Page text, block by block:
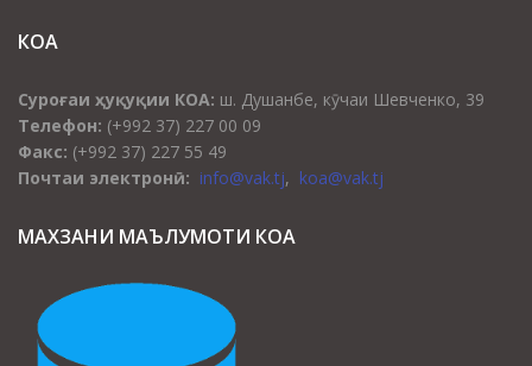
КОА
Суроғаи ҳуқуқии КОА: ш. Душанбе, кӯчаи Шевченко, 39
Телефон: (+992 37) 227 00 09
Факс: (+992 37) 227 55 49
Почтаи электронӣ: info@vak.tj, koa@vak.tj
МАХЗАНИ МАЪЛУМОТИ КОА